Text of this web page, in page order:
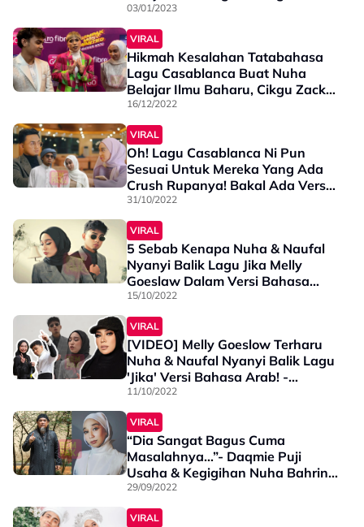
Yang Diramal Bakal Menyinar
Sepanjang Tahun Ini
03/01/2023
VIRAL
Hikmah Kesalahan Tatabahasa
Lagu Casablanca Buat Nuha
Belajar Ilmu Baharu, Cikgu Zack
Gembira Netizen Lebih Cakna
16/12/2022
VIRAL
Oh! Lagu Casablanca Ni Pun
Sesuai Untuk Mereka Yang Ada
Crush Rupanya! Bakal Ada Versi
Inggeris & Arab
31/10/2022
VIRAL
5 Sebab Kenapa Nuha & Naufal
Nyanyi Balik Lagu Jika Melly
Goeslaw Dalam Versi Bahasa
Arab!
15/10/2022
VIRAL
[VIDEO] Melly Goeslow Terharu
Nuha & Naufal Nyanyi Balik Lagu
'Jika' Versi Bahasa Arab! -
"Masya-Allah Indah Sekali"
11/10/2022
VIRAL
“Dia Sangat Bagus Cuma
Masalahnya…”- Daqmie Puji
Usaha & Kegigihan Nuha Bahrin
Menyanyi Lagu Casablanca
29/09/2022
VIRAL